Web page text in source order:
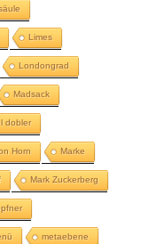
Limes
Londongrad
Madsack
dobler
Horn Marke
Mark Zuckerberg
metaebene